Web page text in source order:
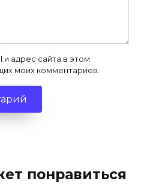
адрес сайта в этом
моих комментариев.
понравиться